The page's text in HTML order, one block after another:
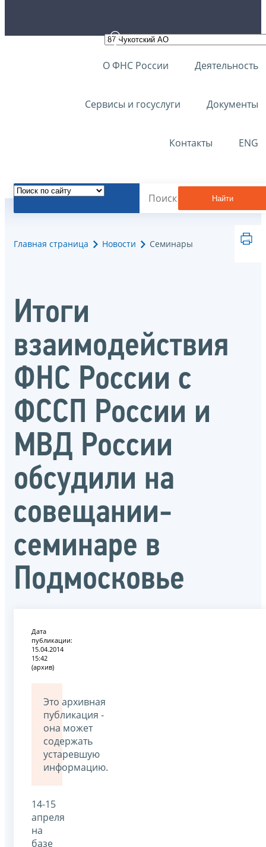
О ФНС России Деятельность
Сервисы и госуслуги Документы
Контакты ENG
Найти
Главная страница Новости Семинары
Итоги
взаимодействия
ФНС России с
ФССП России и
МВД России
обсудили на
совещании-
семинаре в
Подмосковье
Дата
публикации:
15.04.2014
15:42
(архив)
Это архивная
публикация -
она может
содержать
устаревшую
информацию.
14-15
апреля
на
базе